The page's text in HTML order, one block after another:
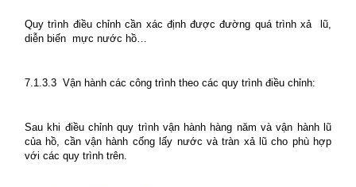
Quy trình điều chỉnh cần xác định được đường quá trình xả
lũ,
diễn biến mực nước hồ…
7.1.3.3 Vận hành các công trình theo các quy trình điều chỉnh:
Sau khi điều chỉnh quy trình vận hành hàng năm và vận hành lũ
của hồ, cần vận hành cống lấy nước và tràn xả lũ cho phù hợp
với các quy trình trên.